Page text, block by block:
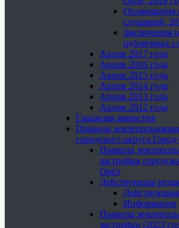
Оповещения
слушаний,
Заключения о
публичных
Архив 2017 года
Архив 2016 года
Архив 2015 года
Архив 2014 года
Архив 2013 года
Архив 2012 года
Гаражная амнистия
Правила
городского округа
Правила
застройки
Орёл
Действующая
Информация
Правила
застройки (2023